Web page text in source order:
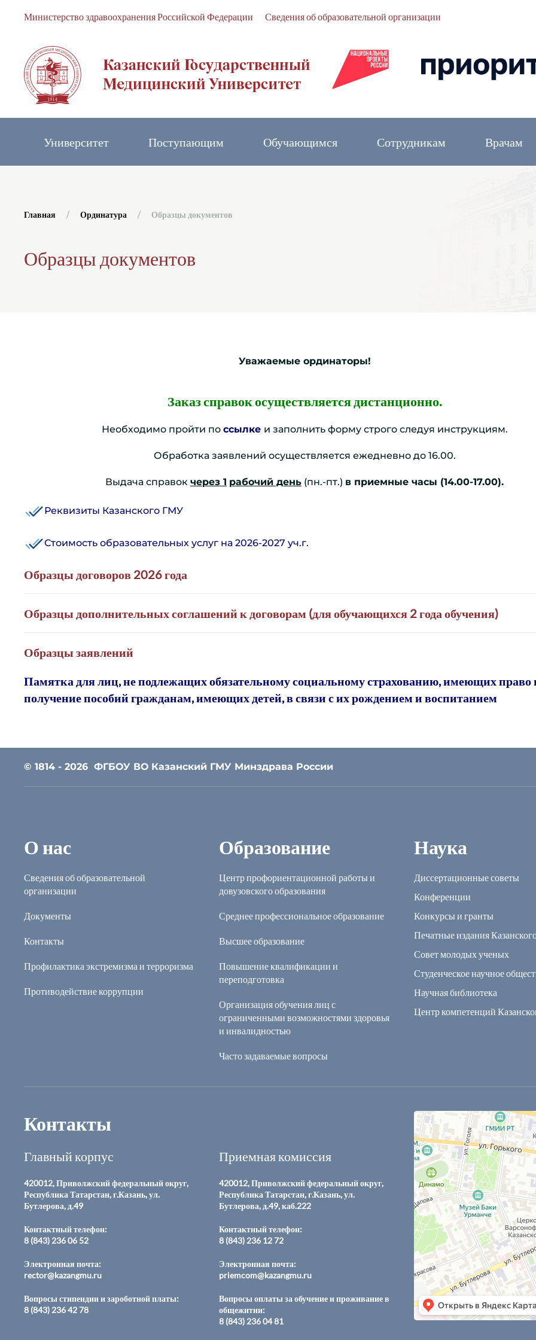
Министерство здравоохранения Российской Федерации Сведения об образовательной организации
Университет Поступающим Обучающимся Сотрудникам Врачам
Главная Ординатура Образцы документов
Образцы документов
Уважаемые ординаторы!
Заказ справок осуществляется дистанционно.
Необходимо пройти по ссылке и заполнить форму строго следуя инструкциям.
Обработка заявлений осуществляется ежедневно до 16.00.
Выдача справок через 1 рабочий день (пн.-пт.) в приемные часы (14.00-17.00).
Реквизиты Казанского ГМУ
Стоимость образовательных услуг на 2026-2027 уч.г.
Образцы договоров 2026 года
Образцы дополнительных соглашений к договорам (для обучающихся 2 года обучения)
Образцы заявлений
Памятка для лиц, не подлежащих обязательному социальному страхованию, имеющих право
получение пособий гражданам, имеющих детей, в связи с их рождением и воспитанием
© 1814 - 2026 ФГБОУ ВО Казанский ГМУ Минздрава России
О нас
Сведения об образовательной
организации
Документы
Контакты
Профилактика экстремизма и терроризма
Противодействие коррупции
Образование
Центр профориентационной работы и
довузовского образования
Среднее профессиональное образование
Высшее образование
Повышение квалификации и
переподготовка
Организация обучения лиц с
ограниченными возможностями здоровья
и инвалидностью
Часто задаваемые вопросы
Наука
Диссертационные советы
Конференции
Конкурсы и гранты
Печатные издания
Совет молодых ученых
Студенческое научное
Научная библиотека
Центр компетенций
Контакты
Главный корпус
420012, Приволжский федеральный округ,
Республика Татарстан, г.Казань, ул.
Бутлерова, д.49
Контактный телефон:
8 (843) 236 06 52
Электронная почта:
rector@kazangmu.ru
Вопросы стипендии и зароботной платы:
8 (843) 236 42 78
Приемная комиссия
420012, Приволжский федеральный округ,
Республика Татарстан, г.Казань, ул.
Бутлерова, д.49, каб.222
Контактный телефон:
8 (843) 236 12 72
Электронная почта:
priemcom@kazangmu.ru
Вопросы оплаты за обучение и проживание в
общежитии:
8 (843) 236 04 81